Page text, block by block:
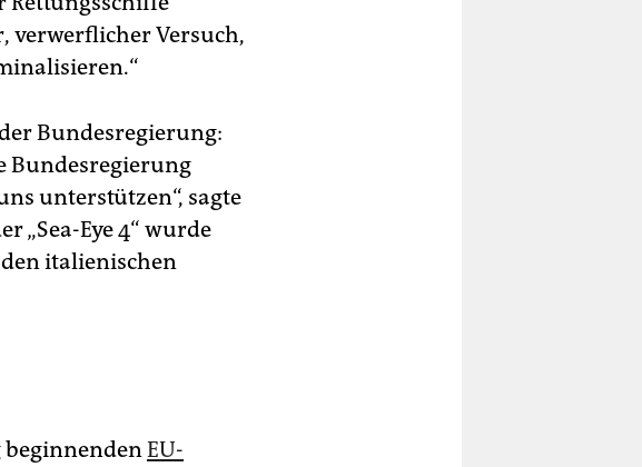
verwerflicher Versuch,
Bundesregierung:
Bundesregierung
unterstützen“, sagte
„Sea-Eye 4“ wurde
den italienischen
beginnendenEU-